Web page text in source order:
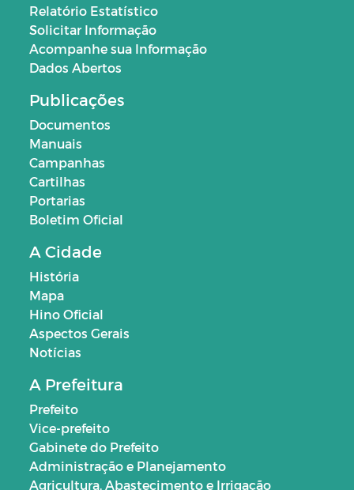
Relatório Estatístico
Solicitar Informação
Acompanhe sua Informação
Dados Abertos
Publicações
Documentos
Manuais
Campanhas
Cartilhas
Portarias
Boletim Oficial
A Cidade
História
Mapa
Hino Oficial
Aspectos Gerais
Notícias
A Prefeitura
Prefeito
Vice-prefeito
Gabinete do Prefeito
Administração e Planejamento
Agricultura, Abastecimento e Irrigação